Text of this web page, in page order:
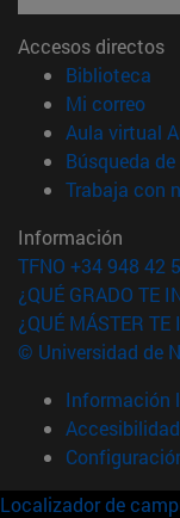
Accesos directos
Biblioteca
Mi correo
Aula virtual
Búsqueda
Trabaja con
Información
TFNO +34 948 42
¿QUÉ GRADO TE
¿QUÉ MÁSTER TE
© Universidad de
Información
Accesibilidad
Localizador de